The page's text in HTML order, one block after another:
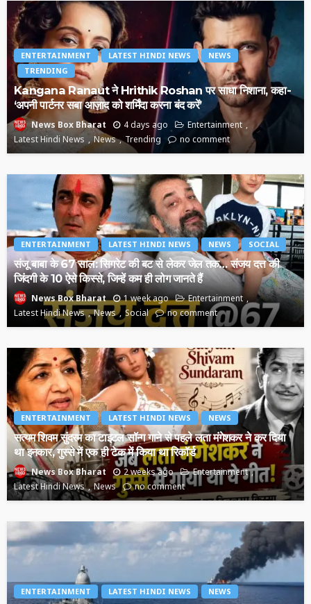
ENTERTAINMENT LATEST HINDI NEWS
NEWS
TRENDING
Kangana Ranaut ने Hrithik Roshan पर साधा निशाना, कहा-
‘अपनी पार्टनर सबा आज़ाद को शर्मिंदा करना बंद करें’
News Box Bharat 4 days ago
Entertainment
Latest Hindi News
News Trending no comment
ENTERTAINMENT LATEST HINDI NEWS NEWS SOCIAL
संजू बाबा के 67 साल: सिगरेट की बट से लेकर जेल तक… संजय दत्त की
जिंदगी के 10 ऐसे किस्से, जिन्हें कम ही लोग जानते हैं
News Box Bharat 1 week ago
Entertainment
Latest Hindi News
News Social no comment
ENTERTAINMENT LATEST HINDI NEWS NEWS
सत्यम शिवम सुंदरम का टाइटल सॉन्ग गाने से पहले लता मंगेशकर ने कर दिया
था इनकार, गुस्से में एक ही टेक में किया था रिकॉर्ड
News Box Bharat 2 weeks ago
Entertainment
Latest Hindi News
News no comment
ENTERTAINMENT LATEST HINDI NEWS NEWS